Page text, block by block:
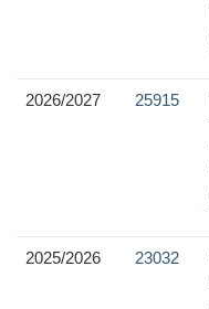
2026/2027 25915
2025/2026 23032